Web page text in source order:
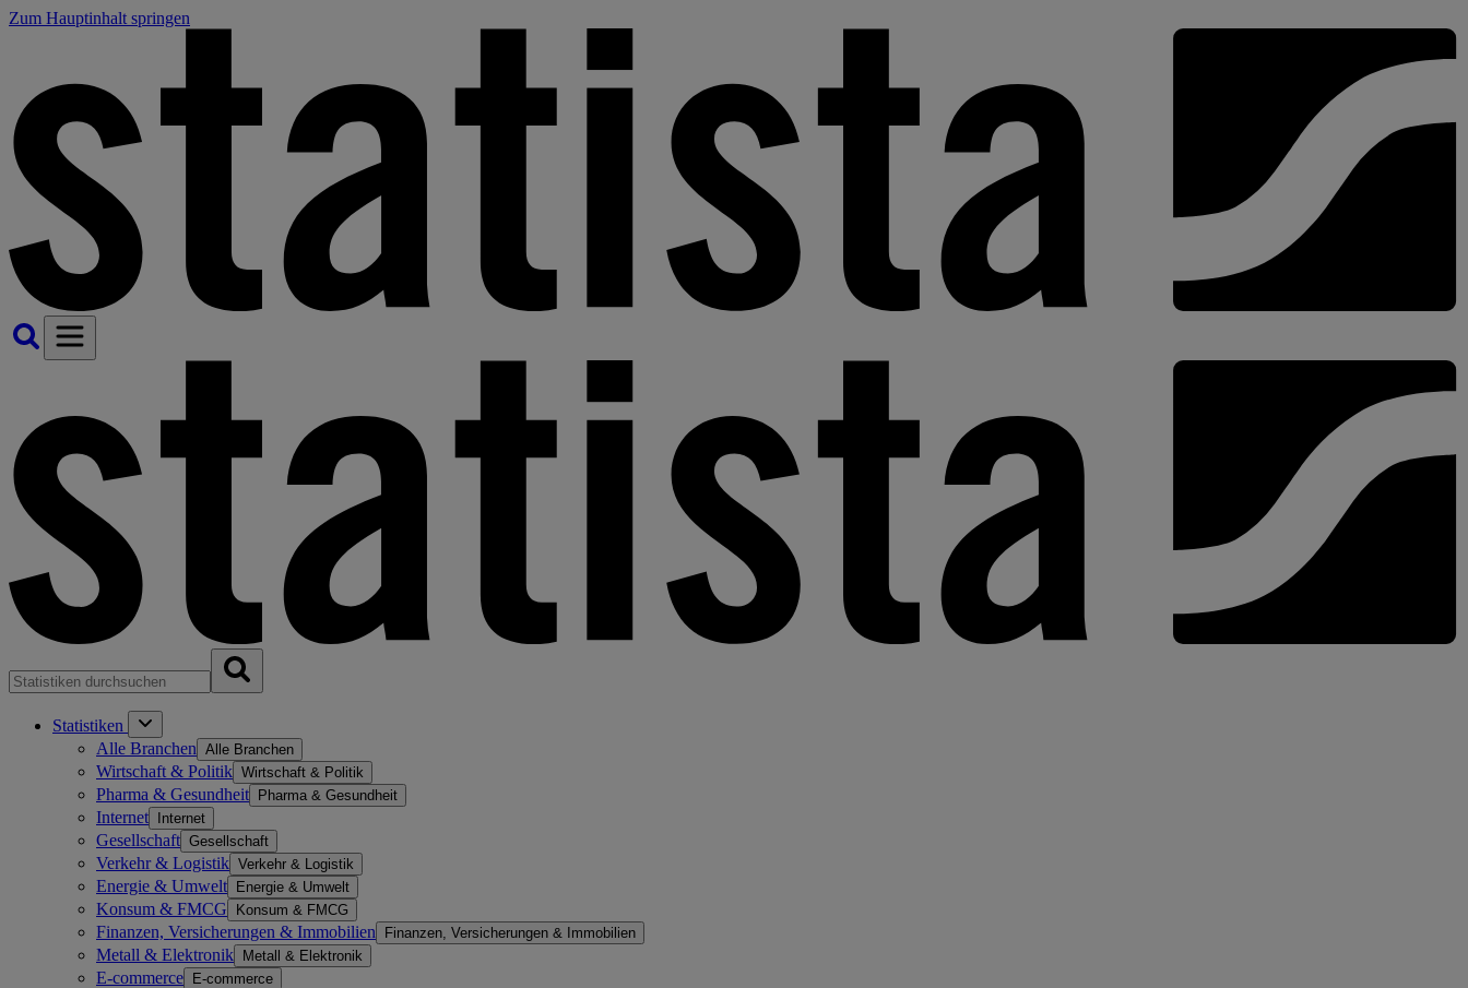
Zum Hauptinhalt springen
Statistiken
Alle Branchen Alle Branchen
Wirtschaft & Politik Wirtschaft & Politik
Pharma & Gesundheit Pharma & Gesundheit
Internet Internet
Gesellschaft Gesellschaft
Verkehr & Logistik Verkehr & Logistik
Energie & Umwelt Energie & Umwelt
Konsum & FMCG Konsum & FMCG
Finanzen, Versicherungen & Immobilien Finanzen, Versicherungen & Immobilien
Metall & Elektronik Metall & Elektronik
E-commerce E-commerce